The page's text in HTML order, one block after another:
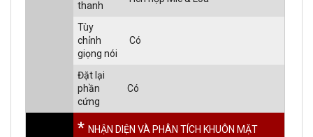
thanh
Tùy
chỉnh
giọng nói
Có
Đặt lại
phần
cứng
Có
* NHẬN DIỆN VÀ PHÂN TÍCH KHUÔN MẶT